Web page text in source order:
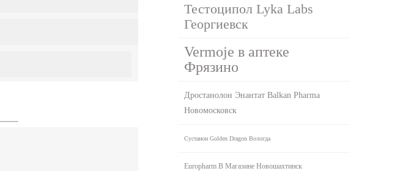
Тестоципол Lyka Labs
Георгиевск
Vermoje в аптеке
Фрязино
Дростанолон Энантат Balkan Pharma
Новомосковск
Сустанон Golden Dragon Вологда
Europharm В Магазине Новошахтинск